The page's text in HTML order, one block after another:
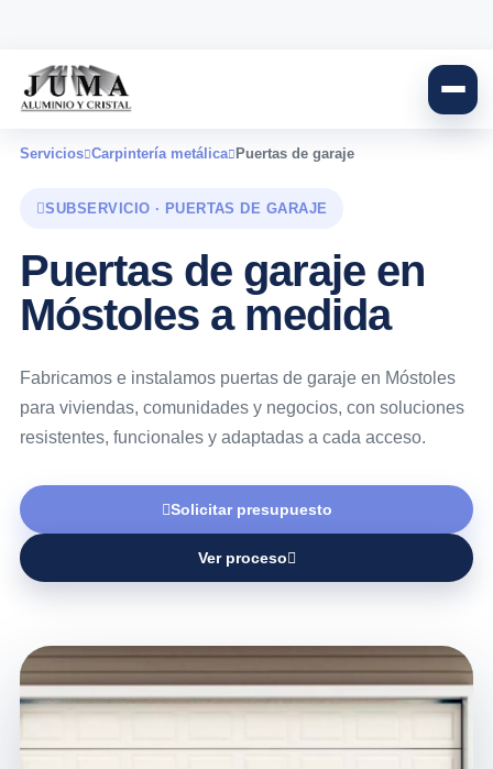
Servicios Carpintería metálica Puertas de garaje
SUBSERVICIO · PUERTAS DE GARAJE
Puertas de garaje en
Móstoles a medida
Fabricamos e instalamos puertas de garaje en Móstoles
para viviendas, comunidades y negocios, con soluciones
resistentes, funcionales y adaptadas a cada acceso.
Solicitar presupuesto
Ver proceso